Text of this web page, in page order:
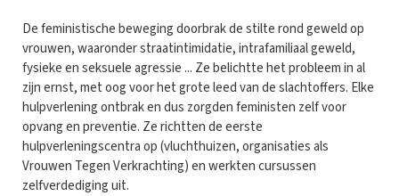
De feministische beweging doorbrak de stilte rond geweld op
vrouwen, waaronder straatintimidatie, intrafamiliaal geweld,
fysieke en seksuele agressie ... Ze belichtte het probleem in al
zijn ernst, met oog voor het grote leed van de slachtoffers. Elke
hulpverlening ontbrak en dus zorgden feministen zelf voor
opvang en preventie. Ze richtten de eerste
hulpverleningscentra op (vluchthuizen, organisaties als
Vrouwen Tegen Verkrachting) en werkten cursussen
zelfverdediging uit.